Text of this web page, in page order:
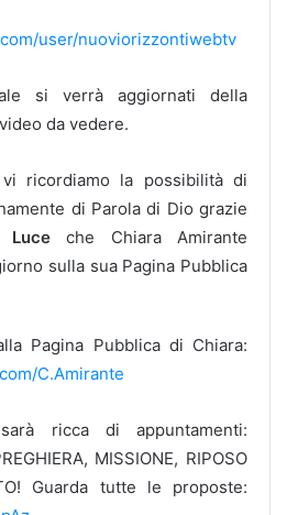
user/nuoviorizzontiwebtv
si verrà aggiornati della
da vedere.
ricordiamo la possibilità di
di Parola di Dio grazie
Luce che Chiara Amirante
sulla sua Pagina Pubblica
Pagina Pubblica di Chiara:
C.Amirante
ricca di appuntamenti:
MISSIONE, RIPOSO
Guarda tutte le proposte: